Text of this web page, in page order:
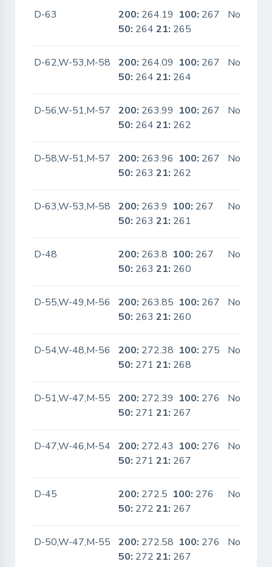
D-63 200: 264.19 100: 267
50: 26421: 265
No
D-62,W-53,M-58 200: 264.09 100: 267
50: 26421: 264
No
D-56,W-51,M-57 200: 263.99 100: 267
50: 26421: 262
No
D-58,W-51,M-57 200: 263.96 100: 267
50: 26321: 262
No
D-63,W-53,M-58 200: 263.9 100: 267
50: 26321: 261
No
D-48 200: 263.8 100: 267
50: 26321: 260
No
D-55,W-49,M-56 200: 263.85 100: 267
50: 26321: 260
No
D-54,W-48,M-56 200: 272.38 100: 275
50: 27121: 268
No
D-51,W-47,M-55 200: 272.39 100: 276
50: 27121: 267
No
D-47,W-46,M-54 200: 272.43 100: 276
50: 27121: 267
No
D-45 200: 272.5 100: 276
50: 27221: 267
No
D-50,W-47,M-55 200: 272.58 100: 276
50: 27221: 267
No